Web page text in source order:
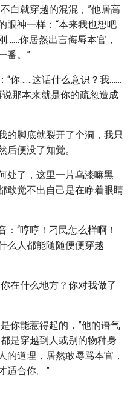
白就穿越的混混，”他居高
眼神一样：“本来我也想吧
……你居然出言侮辱本官，
番。”
“你……这话什么意识？我……
那本来就是你的疏忽造成
的脚底就裂开了个洞，我只
后便没了知觉。
处了，这里一片乌漆嘛黑
敢觉不出自己是在睁着眼睛
“哼哼！刁民怎么样啊！
么人都能随随便便穿越
在什么地方？你对我做了
你能惹得起的，”他的语气
是穿越到人或别的物种身
的道理，居然敢辱骂本官，
适合你。”